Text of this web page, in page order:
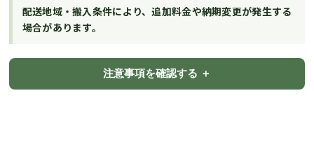
配送地域・搬入条件により、追加料金や納期変更が発生する
場合があります。
注意事項を確認する